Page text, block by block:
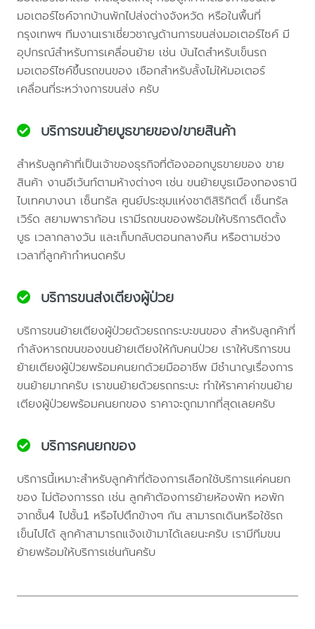
มอเตอร์ไซค์จากบ้านพักไปส่งต่างจังหวัด หรือในพื้นที่
กรุงเทพฯ ทีมงานเราเชี่ยวชาญด้านการขนส่งมอเตอร์ไซค์ มี
อุปกรณ์สำหรับการเคลื่อนย้าย เช่น บันไดสำหรับเข็นรถ
มอเตอร์ไซค์ขึ้นรถขนของ เชือกสำหรับลั้งไม่ให้มอเตอร์
เคลื่อนที่ระหว่างการขนส่ง ครับ
บริการขนย้ายบูธขายของ/ขายสินค้า
สำหรับลูกค้าที่เป็นเจ้าของธุรกิจที่ต้องออกบูธขายของ ขาย
สินค้า งานอีเว้นท์ตามห้างต่างๆ เช่น ขนย้ายบูธเมืองทองธานี
ไบเทคบางนา เซ็นทรัล ศูนย์ประชุมแห่งชาติสิริกิตติ์ เซ็นทรัล
เวิร์ด สยามพาราก้อน เรามีรถขนของพร้อมให้บริการติดตั้ง
บูธ เวลากลางวัน และเก็บกลับตอนกลางคืน หรือตามช่วง
เวลาที่ลูกค้ากำหนดครับ
บริการขนส่งเตียงผู้ป่วย
บริการขนย้ายเตียงผู้ป่วยด้วยรถกระบะขนของ สำหรับลูกค้าที่
กำลังหารถขนของขนย้ายเตียงให้กับคนป่วย เราให้บริการขน
ย้ายเตียงผู้ป่วยพร้อมคนยกด้วยมืออาชีพ มีชำนาญเรื่องการ
ขนย้ายมากครับ เราขนย้ายด้วยรถกระบะ ทำให้ราคาค่าขนย้าย
เตียงผู้ป่วยพร้อมคนยกของ ราคาจะถูกมากที่สุดเลยครับ
บริการคนยกของ
บริการนี้เหมาะสำหรับลูกค้าที่ต้องการเลือกใช้บริการแค่คนยก
ของ ไม่ต้องการรถ เช่น ลูกค้าต้องการย้ายห้องพัก หอพัก
จากชั้น4 ไปชั้น1 หรือไปตึกข้างๆ กัน สามารถเดินหรือใช้รถ
เข็นไปได้ ลูกค้าสามารถแจ้งเข้ามาได้เลยนะครับ เรามีทีมขน
ย้ายพร้อมให้บริการเช่นกันครับ